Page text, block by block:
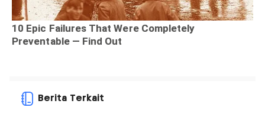
Berita Terkait